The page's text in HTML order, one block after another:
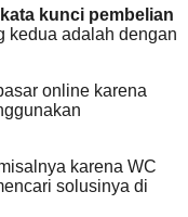
kata kunci pembelian
kedua adalah dengan
online karena
karena WC
solusinya di